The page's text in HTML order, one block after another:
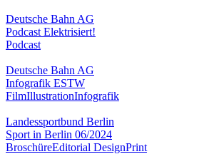
Deutsche Bahn AG
Podcast Elektrisiert!
Podcast
Deutsche Bahn AG
Infografik ESTW
FilmIllustrationInfografik
Landessportbund Berlin
Sport in Berlin 06/2024
BroschüreEditorial DesignPrint